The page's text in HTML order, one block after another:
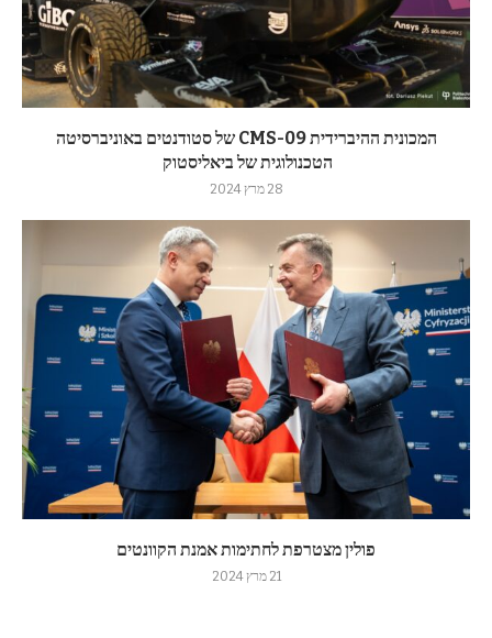
המכונית ההיברידית CMS-09 של סטודנטים באוניברסיטה
הטכנולוגית של ביאליסטוק
28 מרץ 2024
פולין מצטרפת לחתימות אמנת הקוונטים
21 מרץ 2024